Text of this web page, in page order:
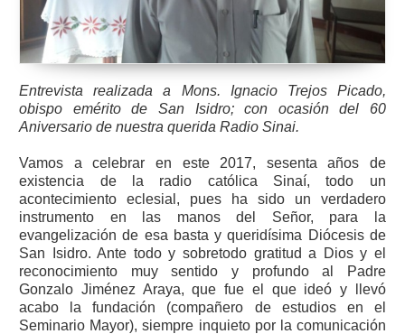
Entrevista realizada a Mons. Ignacio Trejos Picado,
obispo emérito de San Isidro; con ocasión del 60
Aniversario de nuestra querida Radio Sinai.
Vamos a celebrar en este 2017, sesenta años de
existencia de la radio católica Sinaí, todo un
acontecimiento eclesial, pues ha sido un verdadero
instrumento en las manos del Señor, para la
evangelización de esa basta y queridísima Diócesis de
San Isidro. Ante todo y sobretodo gratitud a Dios y el
reconocimiento muy sentido y profundo al Padre
Gonzalo Jiménez Araya, que fue el que ideó y llevó
acabo la fundación (compañero de estudios en el
Seminario Mayor), siempre inquieto por la comunicación